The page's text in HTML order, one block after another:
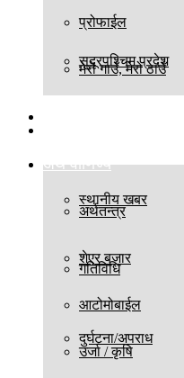
प्रोफाईल
मेरो गाउँ, मेरो ठाउँ
अर्थ वाणिज्य
अर्थतन्त्र
शेएर बजार
आटोमोबाईल
उर्जा / कृषि
सुदूरपश्चिम प्रदेश
स्थानीय खबर
गतिविधि
दुर्घटना/अपराध